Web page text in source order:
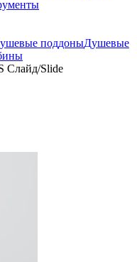
поддоныДушевые
Слайд/Slide